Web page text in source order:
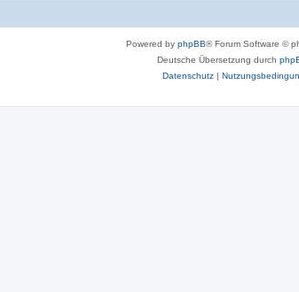
Powered by phpBB® Forum Software ©
Deutsche Übersetzung durch
Datenschutz|